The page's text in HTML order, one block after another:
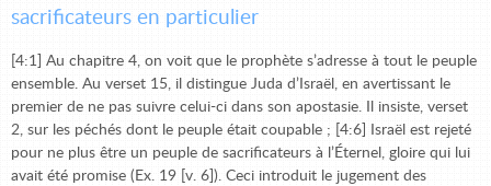
sacrificateurs en particulier
[4:1] Au chapitre 4, on voit que le prophète s’adresse à tout le peuple
ensemble. Au verset 15, il distingue Juda d’Israël, en avertissant le
premier de ne pas suivre celui-ci dans son apostasie. Il insiste, verset
2, sur les péchés dont le peuple était coupable ; [4:6] Israël est rejeté
pour ne plus être un peuple de sacrificateurs à l’Éternel, gloire qui lui
avait été promise (Ex. 19 [v. 6]). Ceci introduit le jugement des